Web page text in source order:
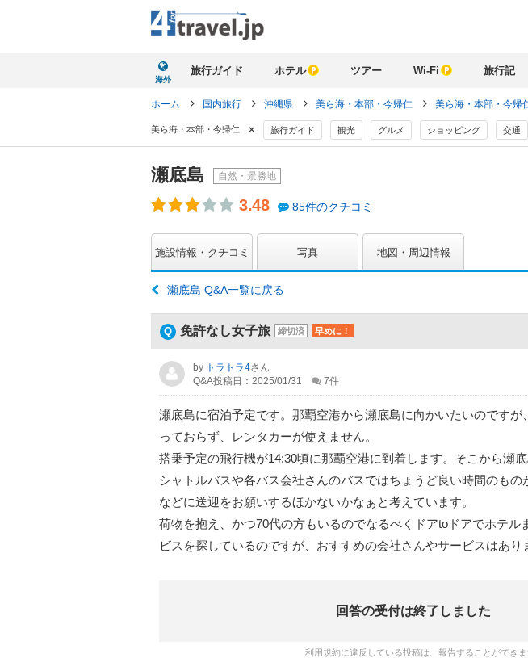
海外
旅行ガイド ホテル ツアー Wi-Fi 旅行記
ホーム 国内旅行 沖縄県 美ら海・本部・今帰仁 美ら海・本部・今帰
美ら海・本部・今帰仁 × 旅行ガイド 観光 グルメ ショッピング 交通
瀬底島 自然・景勝地
3.48 85件のクチコミ
施設情報・クチコミ 写真 地図・周辺情報
瀬底島 Q&A一覧に戻る
免許なし女子旅 締切済 早めに！
by トラトラ4さん
Q&A投稿日：2025/01/31
7件
瀬底島に宿泊予定です。那覇空港から瀬底島に向かいたいのですが
っておらず、レンタカーが使えません。
搭乗予定の飛行機が14:30頃に那覇空港に到着します。そこから瀬
シャトルバスや各バス会社さんのバスではちょうど良い時間のもの
などに送迎をお願いするほかないかなぁと考えています。
荷物を抱え、かつ70代の方もいるのでなるべくドアtoドアでホテル
ビスを探しているのですが、おすすめの会社さんやサービスはあり
回答の受付は終了しました
利用規約に違反している投稿は、報告することができま